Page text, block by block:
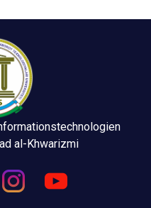
al-Khwarizmi